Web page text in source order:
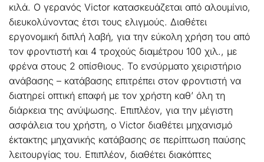
κιλά. Ο γερανός Victor κατασκευάζεται από αλουμίνιο,
διευκολύνοντας έτσι τους ελιγμούς. Διαθέτει
εργονομική διπλή λαβή, για την εύκολη χρήση του από
τον φροντιστή και 4 τροχούς διαμέτρου 100 χιλ., με
φρένα στους 2 οπίσθιους. Το ενσύρματο χειριστήριο
ανάβασης – κατάβασης επιτρέπει στον φροντιστή να
διατηρεί οπτική επαφή με τον χρήστη καθ’ όλη τη
διάρκεια της ανύψωσης. Επιπλέον, για την μέγιστη
ασφάλεια του χρήστη, ο Victor διαθέτει μηχανισμό
έκτακτης μηχανικής κατάβασης σε περίπτωση παύσης
λειτουργίας του. Επιπλέον, διαθέτει διακόπτες